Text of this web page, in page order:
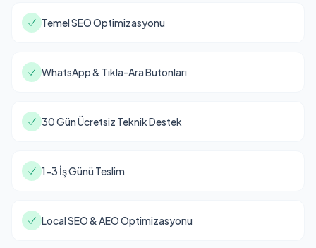
Temel SEO Optimizasyonu
WhatsApp & Tıkla-Ara Butonları
30 Gün Ücretsiz Teknik Destek
1-3 İş Günü Teslim
Local SEO & AEO Optimizasyonu